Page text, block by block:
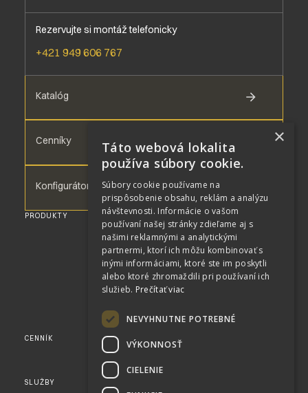
Rezervujte si montáž telefonicky
+421 949 606 767
Katalóg
Cenníky
Konfigurátor
PRODUKTY
WPC DOSKY
WPC TERASA
WPC FASÁDA
WPC PLOTY
WPC TERASA PRE BAZÉN
RENOLIT
PERGOLY
SLNOLAMY
AKUSTICKÉ PANELY
FLEXY PANELY
CENNÍK
KONFIGURÁTOR
KOMPLETNÝ CENNÍK
KATALÓG
VZORKY
SLUŽBY
×
Táto webová lokalita
používa súbory cookie.
Súbory cookie používame na
prispôsobenie obsahu, reklám a analýzu
návštevnosti. Informácie o vašom
používaní našej stránky zdieľame aj s
našimi reklamnými a analytickými
partnermi, ktorí ich môžu kombinovať s
inými informáciami, ktoré ste im poskytli
alebo ktoré zhromaždili pri používaní ich
služieb. Prečítať viac
NEVYHNUTNE POTREBNÉ
VÝKONNOSŤ
CIELENIE